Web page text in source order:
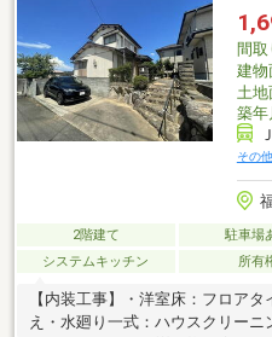
感ある暮らしが日常になります
とりある駐車スペース。複数台
め。
間取
建物
土地
築年
その
2階建て 駐車場
システムキッチン
所有
【内装工事】・洋室床：フロア
え・水廻り一式：ハウスクリーニ